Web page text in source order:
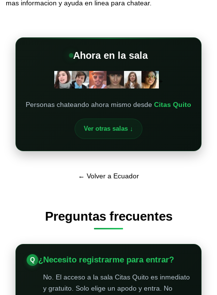
mas informacion y ayuda en linea para chatear.
Ahora en la sala
Personas chateando ahora mismo desde Citas Quito
Ver otras salas ↓
← Volver a Ecuador
Preguntas frecuentes
¿Necesito registrarme para entrar?
No. El acceso a la sala Citas Quito es inmediato
y gratuito. Solo elige un apodo y entra. No